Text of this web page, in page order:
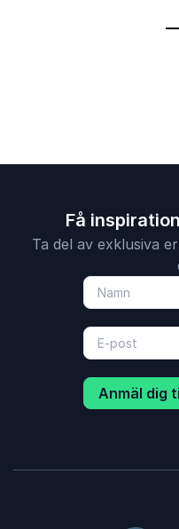
Få
Ta del av exklusiva
Anmäl dig